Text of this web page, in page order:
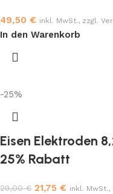
49,50 € inkl. MwSt., zzgl.
In den Warenkorb
-25%
Eisen Elektroden
25% Rabatt
29,00€ 21,75 € inkl.